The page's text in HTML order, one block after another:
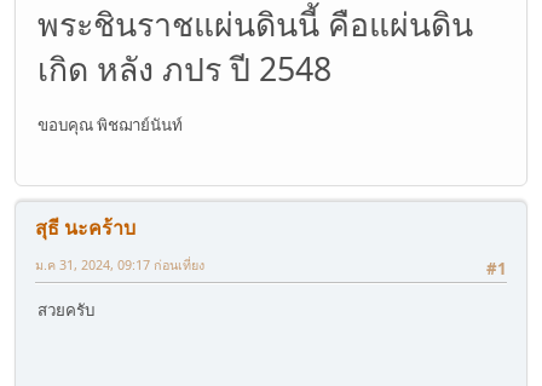
พระชินราชแผ่นดินนี้ คือแผ่นดิน
เกิด หลัง ภปร ปี 2548
ขอบคุณ พิชฌาย์นันท์
สุธี นะคร้าบ
#1
ม.ค 31, 2024, 09:17 ก่อนเที่ยง
สวยครับ